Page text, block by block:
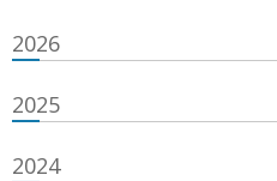
2026
2025
2024